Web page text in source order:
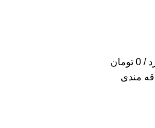
/
0 تومان
مندی